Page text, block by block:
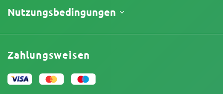
Rückgaberecht
Über uns
Testberichte
Affiliate-Partnerschaft
Unser Autorenteam
Sitemap
Nutzungsbedingungen
Geschäftsbedingungen
Datenschutzrichtlinie
Cookies-Richtlinie
Impressum
Zahlungsweisen